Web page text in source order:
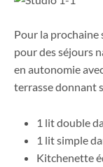
Pour la prochaine
pour des séjours
en autonomie
terrasse donnant
1 lit double
1 lit simple
Kitchenette